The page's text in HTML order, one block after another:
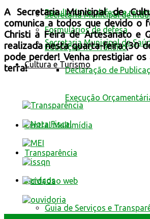
Resultado de defesa e
Formulários de defesa
Educação no Trânsito
Cultura e Turismo
Secretaria Municipal de
Secretaria Municipal de
Declaração de
Execução
Central Multimídia
Transparência
Serviços
Guia de Serviços e
A Secretaria Municipal de
comunica a todos que devido o
Christi a Feira de Artesanato e
realizada nesta quarta-feira (30
pode perder! Venha prestigiar
terra!